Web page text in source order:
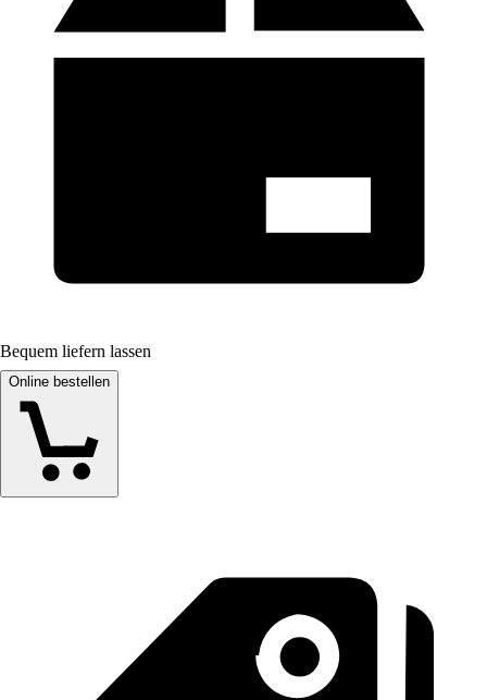
Bequem liefern lassen
Online bestellen